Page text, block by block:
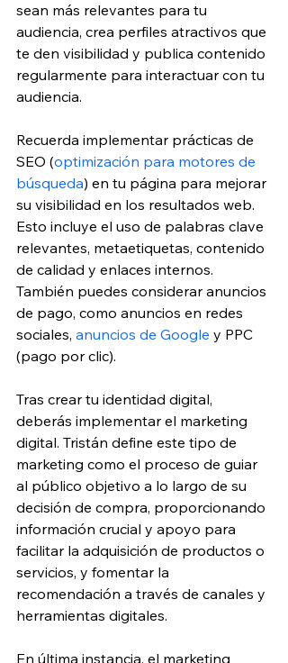
sean más relevantes para tu
audiencia, crea perfiles atractivos que
te den visibilidad y publica contenido
regularmente para interactuar con tu
audiencia.
Recuerda implementar prácticas de
SEO (optimización para motores de
búsqueda) en tu página para mejorar
su visibilidad en los resultados web.
Esto incluye el uso de palabras clave
relevantes, metaetiquetas, contenido
de calidad y enlaces internos.
También puedes considerar anuncios
de pago, como anuncios en redes
sociales, anuncios de Google y PPC
(pago por clic).
Tras crear tu identidad digital,
deberás implementar el marketing
digital. Tristán define este tipo de
marketing como el proceso de guiar
al público objetivo a lo largo de su
decisión de compra, proporcionando
información crucial y apoyo para
facilitar la adquisición de productos o
servicios, y fomentar la
recomendación a través de canales y
herramientas digitales.
En última instancia, el marketing